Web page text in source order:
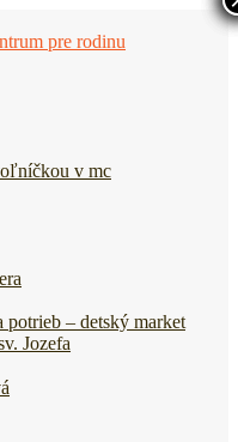
pre rodinu
v mc
potrieb – detský market
Jozefa